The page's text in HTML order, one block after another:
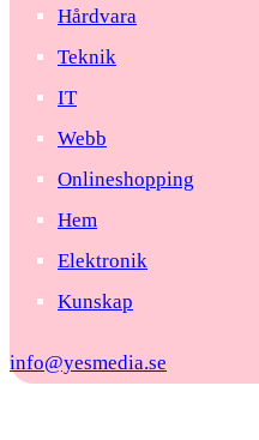
Hårdvara
Teknik
IT
Webb
Onlineshopping
Hem
Elektronik
Kunskap
info@yesmedia.se